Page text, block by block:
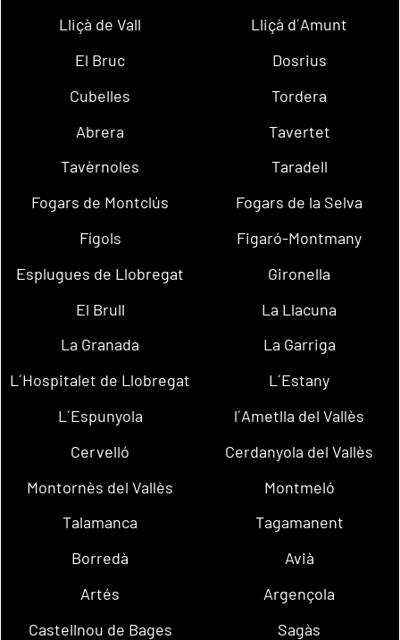
Lliçà de Vall
Lliçà d´Amunt
El Bruc
Dosrius
Cubelles
Tordera
Abrera
Tavertet
Tavèrnoles
Taradell
Fogars de Montclús
Fogars de la Selva
Fígols
Figaró-Montmany
Esplugues de Llobregat
Gironella
El Brull
La Llacuna
La Granada
La Garriga
L´Hospitalet de Llobregat
L´Estany
L´Espunyola
l´Ametlla del Vallès
Cervelló
Cerdanyola del Vallès
Montornès del Vallès
Montmeló
Talamanca
Tagamanent
Borredà
Avià
Artés
Argençola
Castellnou de Bages
Sagàs